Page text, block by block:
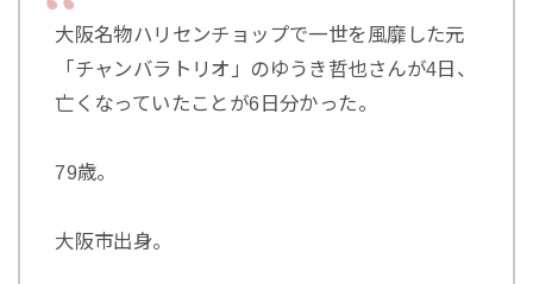
大阪名物ハリセンチョップで一世を風靡した元
「チャンバラトリオ」のゆうき哲也さんが4日、
亡くなっていたことが6日分かった。
79歳。
大阪市出身。